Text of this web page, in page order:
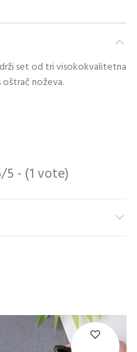
set od tri visokokvalitetna
noževa.
5 - (1 vote)